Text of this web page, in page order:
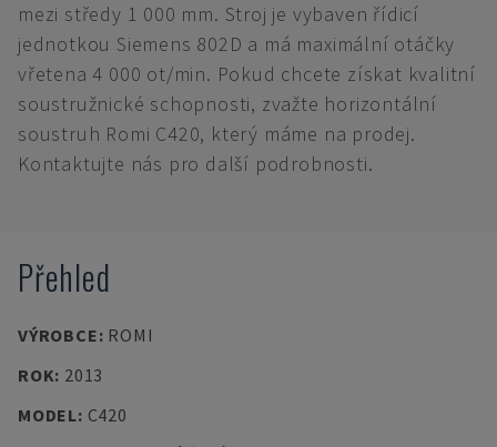
mezi středy 1 000 mm. Stroj je vybaven řídicí
jednotkou Siemens 802D a má maximální otáčky
vřetena 4 000 ot/min. Pokud chcete získat kvalitní
soustružnické schopnosti, zvažte horizontální
soustruh Romi C420, který máme na prodej.
Kontaktujte nás pro další podrobnosti.
Přehled
VÝROBCE: ROMI
ROK: 2013
MODEL: C420